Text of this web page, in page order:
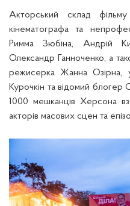
Акторський склад фільму
кінематографа та
Римма Зюбіна, Андрій
Олександр Ганноченко, а
режисерка Жанна Озірна,
Курочкін та відомий блогер
1000 мешканців Херсона
акторів масових сцен та